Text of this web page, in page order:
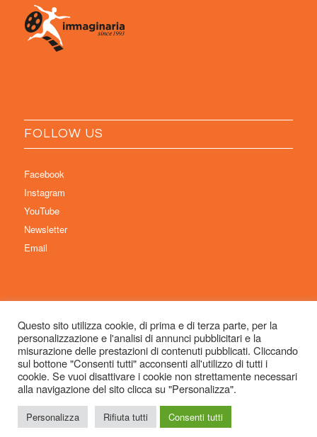
FOLLOW US
Facebook
Instagram
YouTube
Newsletter
Email
© Copyright 2026 Immaginaria International Film Festival - Un progetto di:
Associazione Culturale Visibilia APS – Sede legale: Studio Commercialista
Dott.ssa Michela Sabattini, via D’Azeglio 71, 40123 Bologna –
info@immaginariaff.it- Tutti i diritti riservati -Privacy Policy- Site Design:
Simple
Questo sito utilizza cookie, di prima e di terza parte, per la
personalizzazione e l'analisi di annunci pubblicitari e la
misurazione delle prestazioni di contenuti pubblicati. Cliccando
sul bottone "Consenti tutti" acconsenti all'utilizzo di tutti i
cookie. Se vuoi disattivare i cookie non strettamente necessari
alla navigazione del sito clicca su "Personalizza".
Personalizza Rifiuta tutti Consenti tutti